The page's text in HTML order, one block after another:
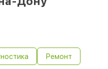
Ремонт